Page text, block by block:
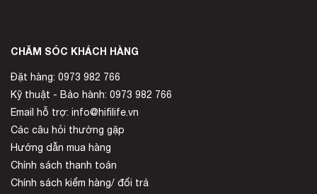
CHĂM SÓC KHÁCH HÀNG
Đặt hàng: 0973 982 766
Kỹ thuật - Bảo hành: 0973 982 766
Email hỗ trợ: info@hifilife.vn
Các câu hỏi thường gặp
Hướng dẫn mua hàng
Chính sách thanh toán
Chính sách kiểm hàng/ đổi trả